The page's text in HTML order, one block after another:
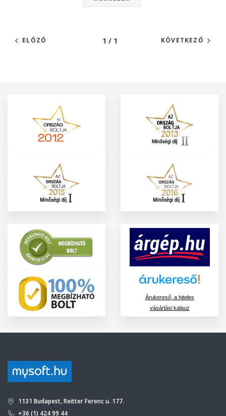
ELŐZŐ 1 / 1 KÖVETKEZŐ
Árukereső, a hiteles
vásárlási kalauz
1131 Budapest, Reitter Ferenc u. 177.
+36 (1) 424 99 44